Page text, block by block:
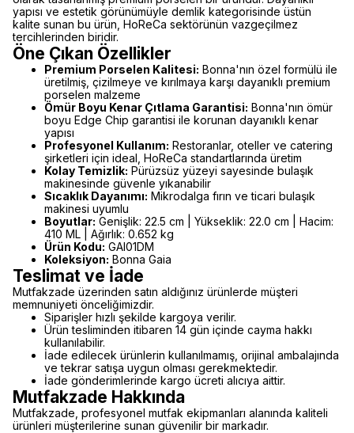
yapısı ve estetik görünümüyle demlik kategorisinde üstün
kalite sunan bu ürün, HoReCa sektörünün vazgeçilmez
tercihlerinden biridir.
Öne Çıkan Özellikler
Premium Porselen Kalitesi: Bonna'nın özel formülü ile
üretilmiş, çizilmeye ve kırılmaya karşı dayanıklı premium
porselen malzeme
Ömür Boyu Kenar Çıtlama Garantisi: Bonna'nın ömür
boyu Edge Chip garantisi ile korunan dayanıklı kenar
yapısı
Profesyonel Kullanım: Restoranlar, oteller ve catering
şirketleri için ideal, HoReCa standartlarında üretim
Kolay Temizlik: Pürüzsüz yüzeyi sayesinde bulaşık
makinesinde güvenle yıkanabilir
Sıcaklık Dayanımı: Mikrodalga fırın ve ticari bulaşık
makinesi uyumlu
Boyutlar: Genişlik: 22.5 cm | Yükseklik: 22.0 cm | Hacim:
410 ML | Ağırlık: 0.652 kg
Ürün Kodu: GAI01DM
Koleksiyon: Bonna Gaia
Teslimat ve İade
Mutfakzade üzerinden satın aldığınız ürünlerde müşteri
memnuniyeti önceliğimizdir.
Siparişler hızlı şekilde kargoya verilir.
Ürün tesliminden itibaren 14 gün içinde cayma hakkı
kullanılabilir.
İade edilecek ürünlerin kullanılmamış, orijinal ambalajında
ve tekrar satışa uygun olması gerekmektedir.
İade gönderimlerinde kargo ücreti alıcıya aittir.
Mutfakzade Hakkında
Mutfakzade, profesyonel mutfak ekipmanları alanında kaliteli
ürünleri müşterilerine sunan güvenilir bir markadır.